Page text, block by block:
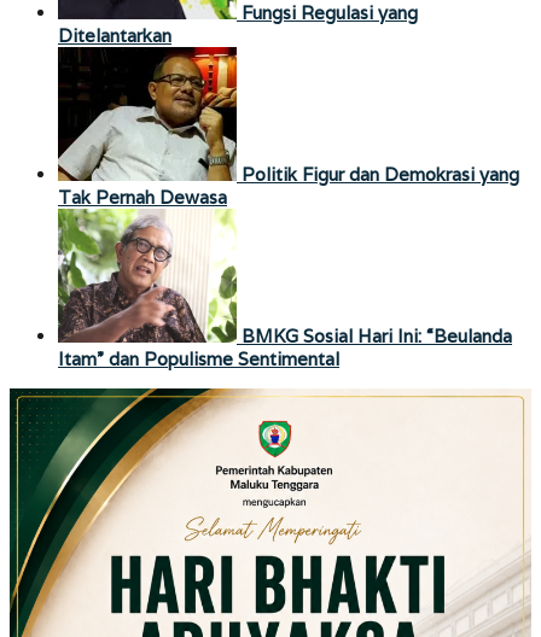
Fungsi Regulasi yang
Ditelantarkan
Politik Figur dan Demokrasi yang
Tak Pernah Dewasa
BMKG Sosial Hari Ini: “Beulanda
Itam” dan Populisme Sentimental